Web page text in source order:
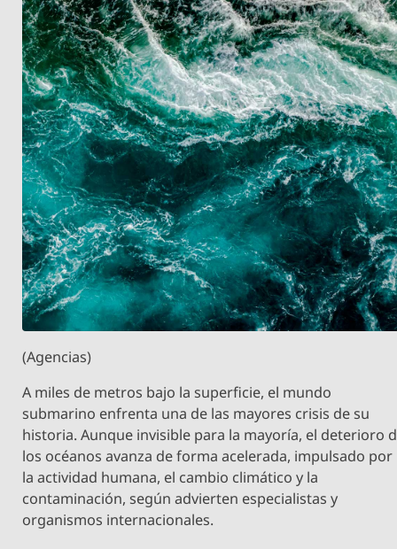
(Agencias)
A miles de metros bajo la superficie, el mundo
submarino enfrenta una de las mayores crisis de su
historia. Aunque invisible para la mayoría, el deterioro
los océanos avanza de forma acelerada, impulsado por
la actividad humana, el cambio climático y la
contaminación, según advierten especialistas y
organismos internacionales.